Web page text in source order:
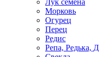
Морковь
Огурец
Перец
Редис
Репа, Редька,